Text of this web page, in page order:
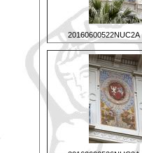
20160600522NUC2A